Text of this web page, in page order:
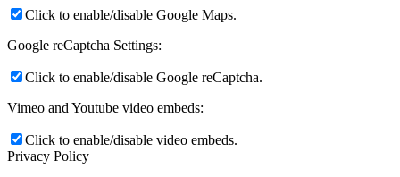
Click to enable/disable Google Maps.
Google reCaptcha Settings:
Click to enable/disable Google reCaptcha.
Vimeo and Youtube video embeds:
Click to enable/disable video embeds.
Privacy Policy